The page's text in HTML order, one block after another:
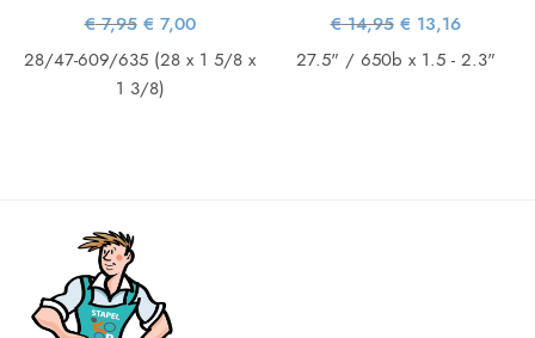
€7,95 Oorspronkelijke
prijs was:
€ 7,95.
€ 7,00Huidige
€ 7,00.
28/47-609/635 (28 x 1 5/8 x
1 3/8)
€14,95 Oorspronkelijke
prijs was:
€ 14,95.
€ 13,16Huidige
€ 13,16.
27.5" / 650b x 1.5 - 2.3"